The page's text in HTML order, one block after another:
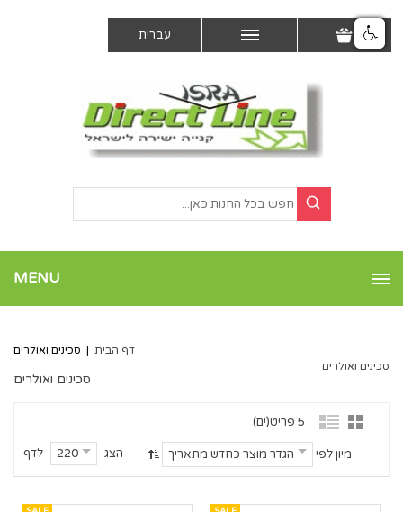
עברית
MENU
דף הבית | סכינים ואולרים
סכינים ואולרים
סכינים ואולרים
5 פריט(ים)
הצג 220 לדף מיון לפי הגדר מוצר כחדש מתאריך